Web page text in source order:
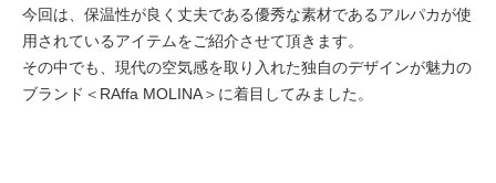
今回は、保温性が良く丈夫である優秀な素材であるアルパカが使
用されているアイテムをご紹介させて頂きます。
その中でも、 現代の空気感を取り入れた独自のデザインが魅力の
ブランド＜ RAffa MOLINA＞に着目してみました。